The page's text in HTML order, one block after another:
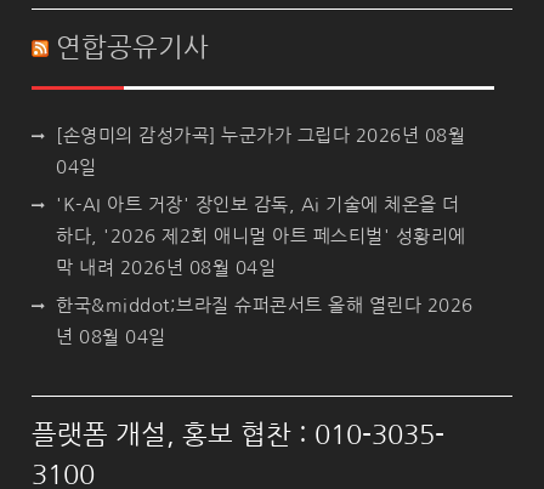
연합공유기사
[손영미의 감성가곡] 누군가가 그립다 2026년 08월
04일
'K-AI 아트 거장' 장인보 감독, Ai 기술에 체온을 더
하다, '2026 제2회 애니멀 아트 페스티벌' 성황리에
막 내려 2026년 08월 04일
한국&middot;브라질 슈퍼콘서트 올해 열린다 2026
년 08월 04일
플랫폼 개설, 홍보 협찬 : 010-3035-
3100